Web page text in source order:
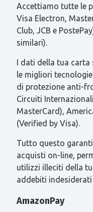
Accettiamo tutte le
Visa Electron,
Club, JCB e
similari).
I dati della tua carta
le migliori
di protezione anti-
Circuiti
MasterCard),
(Verified by Visa).
Tutto questo
acquisti on-line,
utilizzi illeciti della
addebiti
AmazonPay